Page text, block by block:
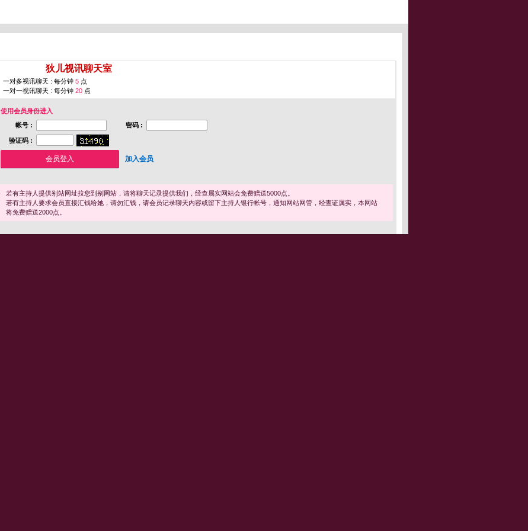
狄儿视讯聊天室
一对多视讯聊天 : 每分钟 5 点
一对一视讯聊天 : 每分钟 20 点
使用会员身份进入
帐号 :
密码 :
验证码 :
加入会员
若有主持人提供别站网址拉您到别网站，请将聊天记录提供我们，经查属实网站会免费赠送5000点。
若有主持人要求会员直接汇钱给她，请勿汇钱，请会员记录聊天内容或留下主持人银行帐号，通知网站网管，经查证属实，本网站
将免费赠送2000点。